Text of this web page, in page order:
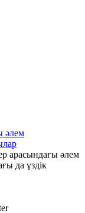
әлем
арасындағы әлем
да үздік